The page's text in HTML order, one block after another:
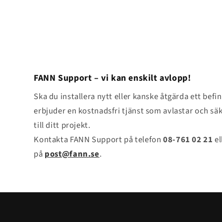
FANN Support – vi kan enskilt avlopp!
Ska du installera nytt eller kanske åtgärda ett
erbjuder en kostnadsfri tjänst som avlastar och
till ditt projekt.
Kontakta FANN Support på telefon08-761 02 21
på post@fann.se.